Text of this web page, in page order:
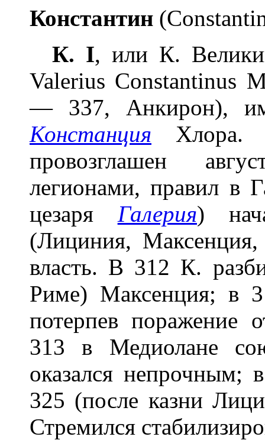
Константин
К. I, или К.
Valerius Constantinus
— 337, Анкирон),
Констанция Хлора.
провозглашен
легионами, правил в
цезаря Галерия)
(Лициния,
власть. В 312 К.
Риме) Максенция; в
потерпев поражение
313 в Медиолане
оказался
325 (после казни
Стремился